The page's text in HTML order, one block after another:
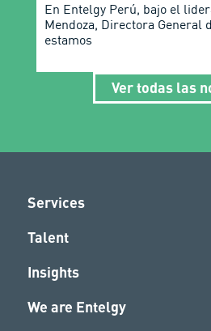
En Entelgy Perú, bajo el
Mendoza, Directora General
estamos
Ver todas las
Services
Talent
Insights
We are Entelgy